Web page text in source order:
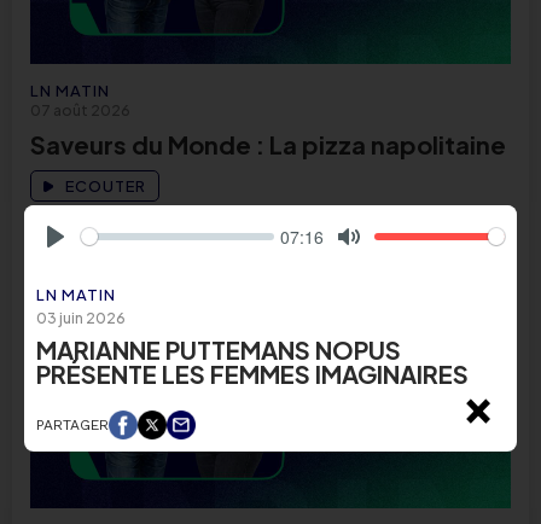
LN MATIN
07 août 2026
Saveurs du Monde : La pizza napolitaine
ECOUTER
07:16
LN MATIN
03 juin 2026
MARIANNE PUTTEMANS NOPUS
PRÉSENTE LES FEMMES IMAGINAIRES
PARTAGER ×